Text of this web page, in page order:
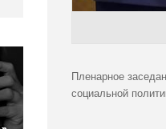
Пленарное
социальной